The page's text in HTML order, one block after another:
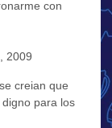
con
2009
creian que
para los